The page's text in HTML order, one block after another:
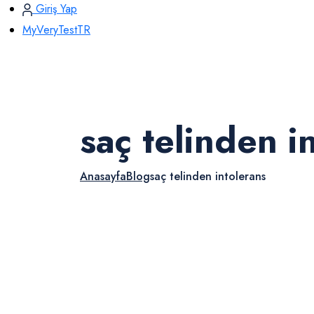
Giriş Yap
MyVeryTestTR
saç telinden
AnasayfaBlogsaç telinden intolerans